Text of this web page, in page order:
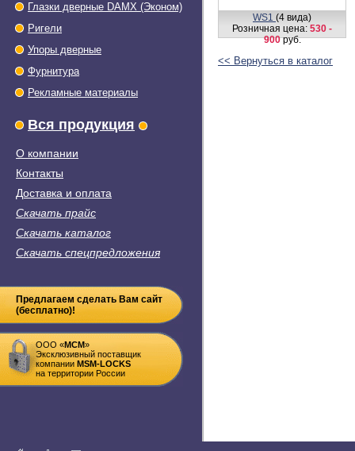
Глазки дверные DAMX (Эконом)
Ригели
Упоры дверные
Фурнитура
Рекламные материалы
Вся продукция
О компании
Контакты
Доставка и оплата
Скачать прайс
Скачать каталог
Скачать спецпредложения
Предлагаем сделать Вам сайт
(бесплатно)!
ООО «MСM»
Эксклюзивный поставщик
компании MSM-LOCKS
на территории России
WS1 (4 вида)
Розничная цена: 530 -
900руб.
<< Вернуться в каталог